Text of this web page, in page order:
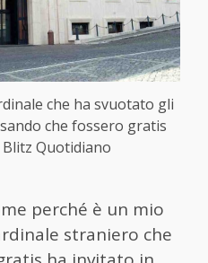
che ha svuotato gli
che fossero gratis
Blitz Quotidiano
perché è un mio
straniero che